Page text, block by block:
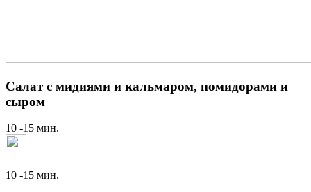
Салат с мидиями и кальмаром, помидорами и
сыром
10 -15 мин.
10 -15 мин.